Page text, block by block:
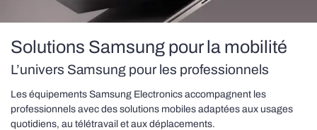
Solutions Samsung pour la mobilité
L’univers Samsung pour les professionnels
Les équipements Samsung Electronics accompagnent les
professionnels avec des solutions mobiles adaptées aux usages
quotidiens, au télétravail et aux déplacements.